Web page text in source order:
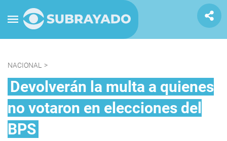
NACIONAL >
Devolverán la multa a quienes
no votaron en elecciones del
BPS